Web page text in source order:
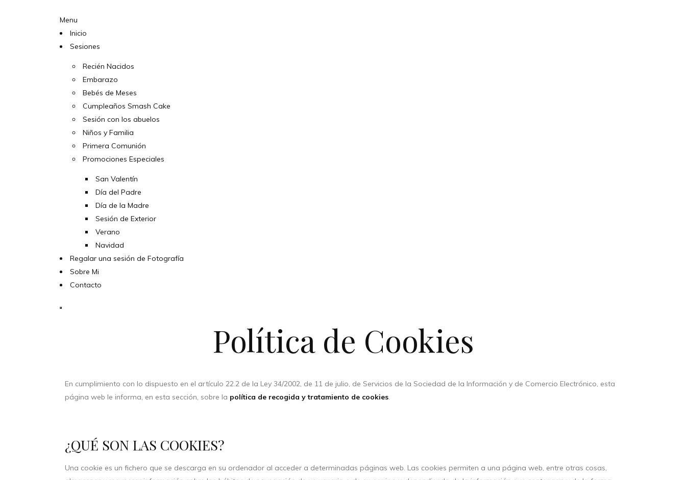
Menu
Inicio
Sesiones
Recién Nacidos
Embarazo
Bebés de Meses
Cumpleaños Smash Cake
Sesión con los abuelos
Niños y Familia
Primera Comunión
Promociones Especiales
San Valentín
Día del Padre
Día de la Madre
Sesión de Exterior
Verano
Navidad
Regalar una sesión de Fotografía
Sobre Mi
Contacto
Política de Cookies
En cumplimiento con lo dispuesto en el artículo 22.2 de la Ley 34/2002, de 11 de julio, de Servicios de la Sociedad de la Información y de Comercio Electrónico, esta
página web le informa, en esta sección, sobre la política de recogida y tratamiento de cookies.
¿QUÉ SON LAS COOKIES?
Una cookie es un fichero que se descarga en su ordenador al acceder a determinadas páginas web. Las cookies permiten a una página web, entre otras cosas,